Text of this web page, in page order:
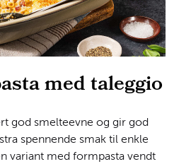
med taleggio
god smelteevne og gir god
spennende smak til enkle
variant med formpasta vendt